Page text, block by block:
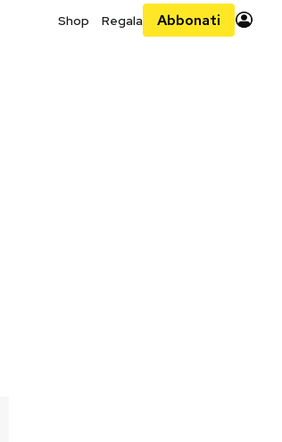
Shop Regala Abbonati